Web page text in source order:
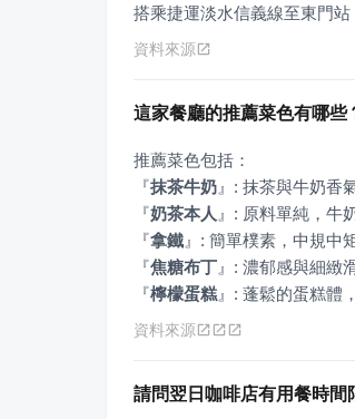
搭乘捷運淡水信義線至東門站
資料來源
這家餐廳的推薦菜色有哪些
『抹茶牛奶 』
『奶茶本人 』
『拿鐵 』
『焦糖布丁 』
『檸檬蛋糕 』 : 蓬鬆的蛋糕體
資料來源
請問翌日咖啡店有用餐時間